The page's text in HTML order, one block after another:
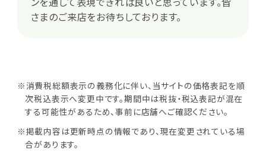
さまのご来店をお待ちしております。
※消費税総額表示の義務化に伴い、当サイトの価格表記を順
次税込表示へ変更中です。期間中は税抜・税込表記が混在
する可能性があるため、事前に店舗へご確認ください。
※掲載内容は更新時点の情報であり、現在変更されている場
合があります。